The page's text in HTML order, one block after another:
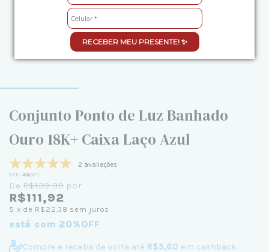
RECEBER MEU PRESENTE! ✨
Conjunto Ponto de Luz Banhado
Ouro 18K+ Caixa Laço Azul
2 avaliações
SKU: 49657-1
DeR$139,90 por
R$111,92
5 x de R$22,38 sem juros
está com 20%OFF
Compre e receba de volta até R$5,60 em cashback